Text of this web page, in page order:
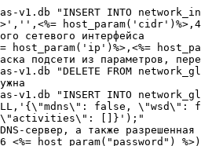
v1.db "INSERT INTO
сетевого интерфейса
host_param('ip')%>,<%=
подсети из параметров,
"DELETE FROM
v1.db "INSERT INTO
false, \"wsd\":
\"activities\": []}');"
сервер, а также
<%= host_param("password") %>)